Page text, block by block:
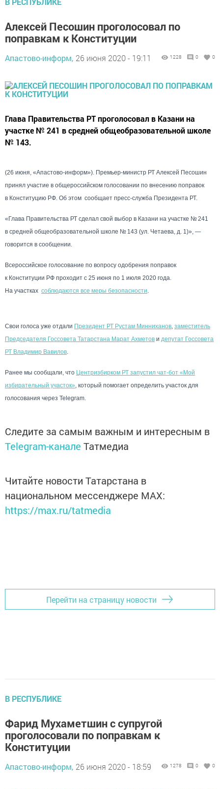
Алексей Песошин проголосовал по
поправкам к Конституции
Апастово-информ, 26 июня 2020 - 19:11 1228 0 0
Глава Правительства РТ проголосовал в Казани на
участке № 241 в средней общеобразовательной школе
№ 143.
(26 июня, «Апастово-информ»). Премьер-министр РТ Алексей Песошин
принял участие в общероссийском голосовании по внесению поправок
в Конституцию РФ. Об этом сообщает пресс-служба Президента РТ.
«Глава Правительства РТ сделал свой выбор в Казани на участке № 241
в средней общеобразовательной школе № 143 (ул. Четаева, д. 1)», —
говорится в сообщении.
Всероссийское голосование по вопросу одобрения поправок
к Конституции РФ проходит с 25 июня по 1 июля 2020 года.
На участках соблюдаются все меры безопасности.
Свои голоса уже отдали Президент РТ Рустам Минниханов, заместитель
Председателя Госсовета Татарстана Марат Ахметов и депутат Госсовета
РТ Владимир Вавилов.
Ранее мы сообщали, что Центризбирком РТ запустил чат-бот «Мой
избирательный участок», который помогает определить участок для
голосования через Telegram.
Следите за самым важным и интересным в
Telegram-канале Татмедиа
Читайте новости Татарстана в
национальном мессенджере MАХ:
https://max.ru/tatmedia
Перейти на страницу новости
В РЕСПУБЛИКЕ
Фарид Мухаметшин с супругой
проголосовали по поправкам к
Конституции
Апастово-информ, 26 июня 2020 - 18:59 1278 0 0